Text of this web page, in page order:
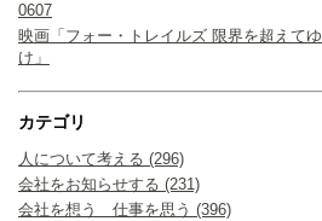
0607
映画「フォー・トレイルズ 限界を超えてゆ
け」
カテゴリ
人について考える (296)
会社をお知らせする (231)
会社を想う 仕事を思う (396)